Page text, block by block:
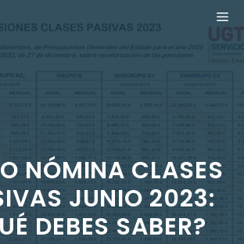
NÓMINA CLASES
JUNIO 2023:
DEBES SABER?